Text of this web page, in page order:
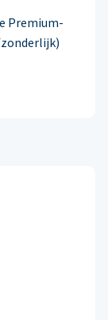
Premium-